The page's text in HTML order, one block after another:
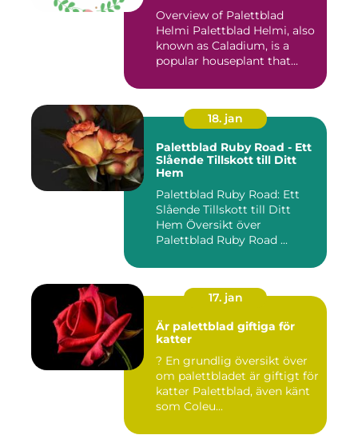
Overview of Palettblad
Helmi Palettblad Helmi, also
known as Caladium, is a
popular houseplant that...
18. jan
Palettblad Ruby Road - Ett
Slående Tillskott till Ditt
Hem
Palettblad Ruby Road: Ett
Slående Tillskott till Ditt
Hem Översikt över
Palettblad Ruby Road ...
17. jan
Är palettblad giftiga för
katter
? En grundlig översikt över
om palettbladet är giftigt för
katter Palettblad, även känt
som Coleu...